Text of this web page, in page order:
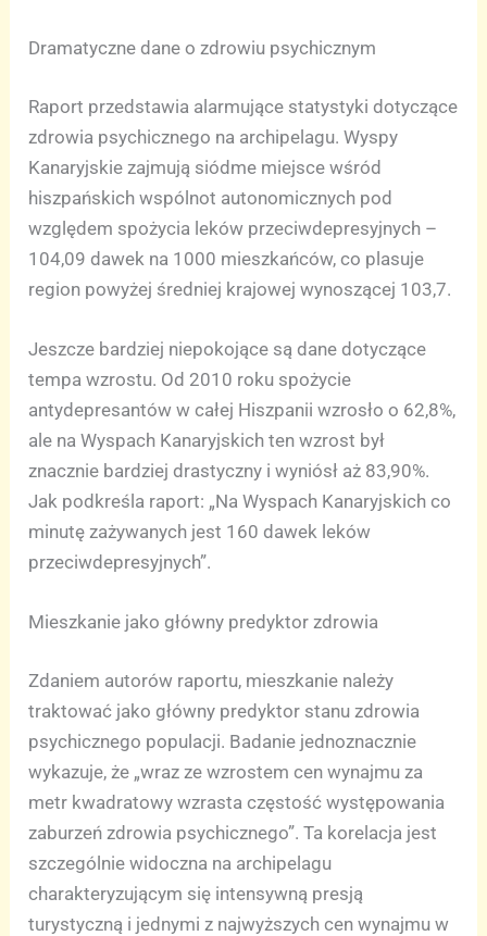
Dramatyczne dane o zdrowiu psychicznym
Raport przedstawia alarmujące statystyki dotyczące
zdrowia psychicznego na archipelagu. Wyspy
Kanaryjskie zajmują siódme miejsce wśród
hiszpańskich wspólnot autonomicznych pod
względem spożycia leków przeciwdepresyjnych –
104,09 dawek na 1000 mieszkańców, co plasuje
region powyżej średniej krajowej wynoszącej 103,7.
Jeszcze bardziej niepokojące są dane dotyczące
tempa wzrostu. Od 2010 roku spożycie
antydepresantów w całej Hiszpanii wzrosło o 62,8%,
ale na Wyspach Kanaryjskich ten wzrost był
znacznie bardziej drastyczny i wyniósł aż 83,90%.
Jak podkreśla raport: „Na Wyspach Kanaryjskich co
minutę zażywanych jest 160 dawek leków
przeciwdepresyjnych”.
Mieszkanie jako główny predyktor zdrowia
Zdaniem autorów raportu, mieszkanie należy
traktować jako główny predyktor stanu zdrowia
psychicznego populacji. Badanie jednoznacznie
wykazuje, że „wraz ze wzrostem cen wynajmu za
metr kwadratowy wzrasta częstość występowania
zaburzeń zdrowia psychicznego”. Ta korelacja jest
szczególnie widoczna na archipelagu
charakteryzującym się intensywną presją
turystyczną i jednymi z najwyższych cen wynajmu w